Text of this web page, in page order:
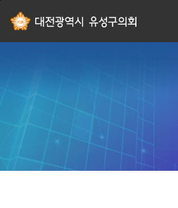
바로가기
바로가기